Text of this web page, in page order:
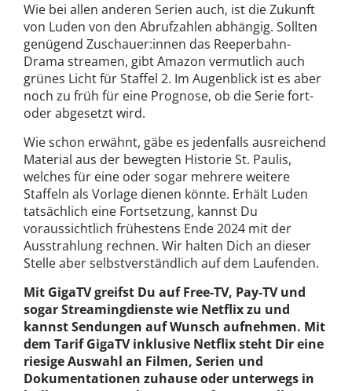
Wie bei allen anderen Serien auch, ist die Zukunft
von Luden von den Abrufzahlen abhängig. Sollten
genügend Zuschauer:innen das Reeperbahn-
Drama streamen, gibt Amazon vermutlich auch
grünes Licht für Staffel 2. Im Augenblick ist es aber
noch zu früh für eine Prognose, ob die Serie fort-
oder abgesetzt wird.
Wie schon erwähnt, gäbe es jedenfalls ausreichend
Material aus der bewegten Historie St. Paulis,
welches für eine oder sogar mehrere weitere
Staffeln als Vorlage dienen könnte. Erhält Luden
tatsächlich eine Fortsetzung, kannst Du
voraussichtlich frühestens Ende 2024 mit der
Ausstrahlung rechnen. Wir halten Dich an dieser
Stelle aber selbstverständlich auf dem Laufenden.
Mit GigaTV greifst Du auf Free-TV, Pay-TV und
sogar Streamingdienste wie Netflix zu und
kannst Sendungen auf Wunsch aufnehmen. Mit
dem Tarif GigaTV inklusive Netflix steht Dir eine
riesige Auswahl an Filmen, Serien und
Dokumentationen zuhause oder unterwegs in